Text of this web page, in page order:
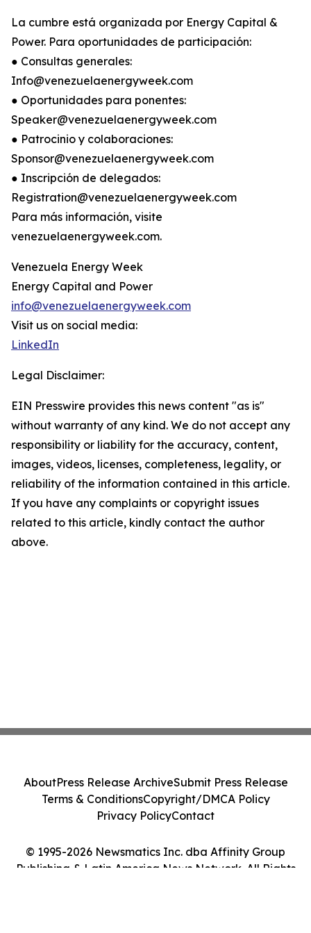
La cumbre está organizada por Energy Capital &
Power. Para oportunidades de participación:
● Consultas generales:
Info@venezuelaenergyweek.com
● Oportunidades para ponentes:
Speaker@venezuelaenergyweek.com
● Patrocinio y colaboraciones:
Sponsor@venezuelaenergyweek.com
● Inscripción de delegados:
Registration@venezuelaenergyweek.com
Para más información, visite
venezuelaenergyweek.com.
Venezuela Energy Week
Energy Capital and Power
info@venezuelaenergyweek.com
Visit us on social media:
LinkedIn
Legal Disclaimer:
EIN Presswire provides this news content "as is"
without warranty of any kind. We do not accept any
responsibility or liability for the accuracy, content,
images, videos, licenses, completeness, legality, or
reliability of the information contained in this article.
If you have any complaints or copyright issues
related to this article, kindly contact the author
above.
© 1995-2026 Newsmatics Inc. dba Affinity Group
Publishing & Latin America News Network. All Rights
AboutPress Release ArchiveSubmit Press Release
Terms & ConditionsCopyright/DMCA Policy
Privacy PolicyContact